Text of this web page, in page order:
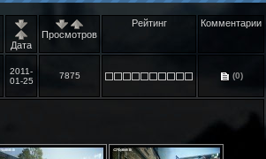
Дата
Просмотров
Рейтинг Комментарии
2011-
01-25
7875 (0)